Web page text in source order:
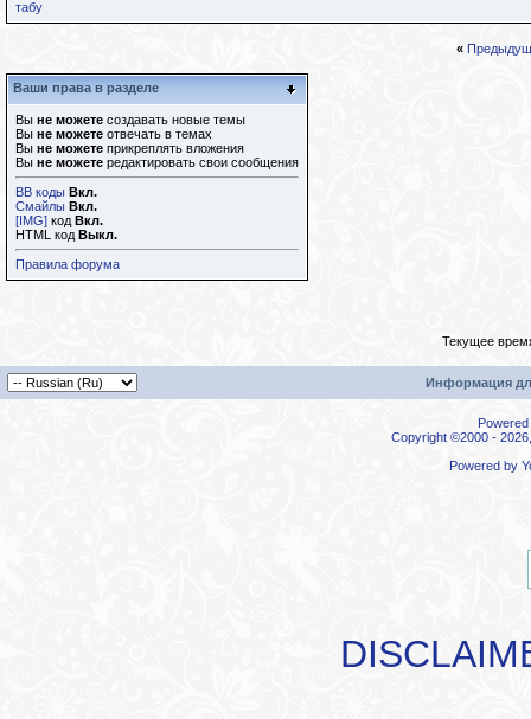
табу
«
Ваши права в разделе
Вы не можете создавать новые темы
Вы не можете отвечать в темах
Вы не можете прикреплять вложения
Вы не можете редактировать свои сообщения
BB коды Вкл.
Смайлы Вкл.
[IMG] код Вкл.
HTML код Выкл.
Правила форума
Текущее
Информация
Copyright ©2000 -
Powered by